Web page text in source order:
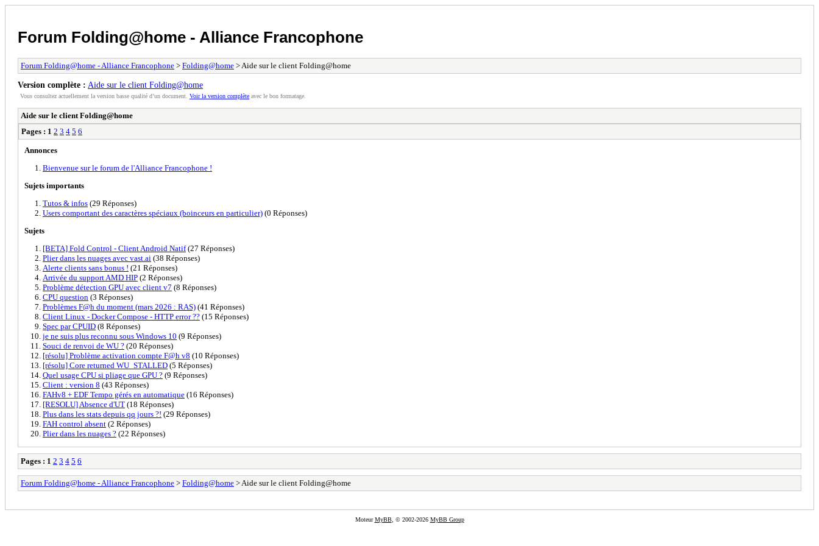
Forum Folding@home - Alliance Francophone
Forum Folding@home - Alliance Francophone > Folding@home > Aide sur le client Folding@home
Version complète : Aide sur le client Folding@home
Vous consultez actuellement la version basse qualité d’un document. Voir la version complète avec le bon formatage.
Aide sur le client Folding@home
Pages : 1 2 3 4 5 6
Annonces
Bienvenue sur le forum de l'Alliance Francophone !
Sujets importants
Tutos & infos (29 Réponses)
Users comportant des caractères spéciaux (boinceurs en particulier) (0 Réponses)
Sujets
[BETA] Fold Control - Client Android Natif(27 Réponses)
Plier dans les nuages avec vast.ai (38 Réponses)
Alerte clients sans bonus ! (21 Réponses)
Arrivée du support AMD HIP (2 Réponses)
Problème détection GPU avec client v7 (8 Réponses)
CPU question (3 Réponses)
Problèmes F@h du moment (mars 2026 : RAS) (41 Réponses)
Client Linux - Docker Compose - HTTP error ?? (15 Réponses)
Spec par CPUID (8 Réponses)
je ne suis plus reconnu sous Windows 10 (9 Réponses)
Souci de renvoi de WU ? (20 Réponses)
[résolu] Problème activation compte F@h v8 (10 Réponses)
[résolu] Core returned WU_STALLED (5 Réponses)
Quel usage CPU si pliage que GPU ? (9 Réponses)
Client : version 8 (43 Réponses)
FAHv8 + EDF Tempo gérés en automatique (16 Réponses)
[RESOLU] Absence d'UT (18 Réponses)
Plus dans les stats depuis qq jours ?! (29 Réponses)
FAH control absent (2 Réponses)
Plier dans les nuages ? (22 Réponses)
Pages : 1 2 3 4 5 6
Forum Folding@home - Alliance Francophone > Folding@home > Aide sur le client Folding@home
MoteurMyBB, © 2002-2026 MyBB Group